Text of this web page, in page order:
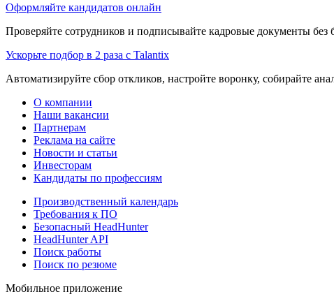
Оформляйте кандидатов онлайн
Проверяйте сотрудников и подписывайте кадровые документы без
Ускорьте подбор в 2 раза с Talantix
Автоматизируйте сбор откликов, настройте воронку, собирайте
О компании
Наши вакансии
Партнерам
Реклама на сайте
Новости и статьи
Инвесторам
Кандидаты по профессиям
Производственный календарь
Требования к ПО
Безопасный HeadHunter
HeadHunter API
Поиск работы
Поиск по резюме
Мобильное приложение